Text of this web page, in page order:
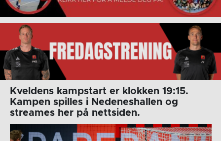
Kveldens kampstart er klokken 19:15.
Kampen spilles i Nedeneshallen og
streames her på nettsiden.